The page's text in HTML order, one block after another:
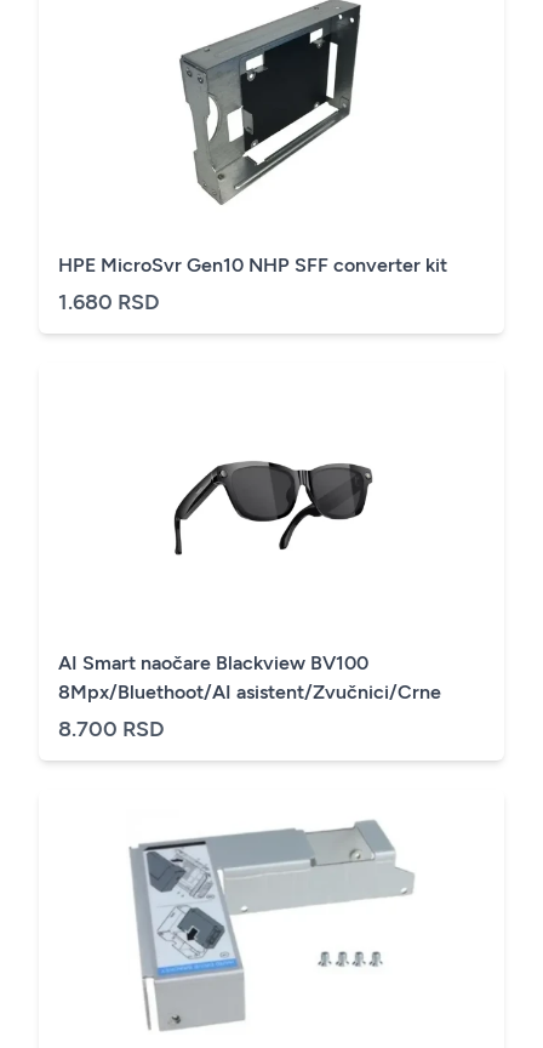
HPE MicroSvr Gen10 NHP SFF converter kit
1.680 RSD
AI Smart naočare Blackview BV100
8Mpx/Bluethoot/AI asistent/Zvučnici/Crne
8.700 RSD